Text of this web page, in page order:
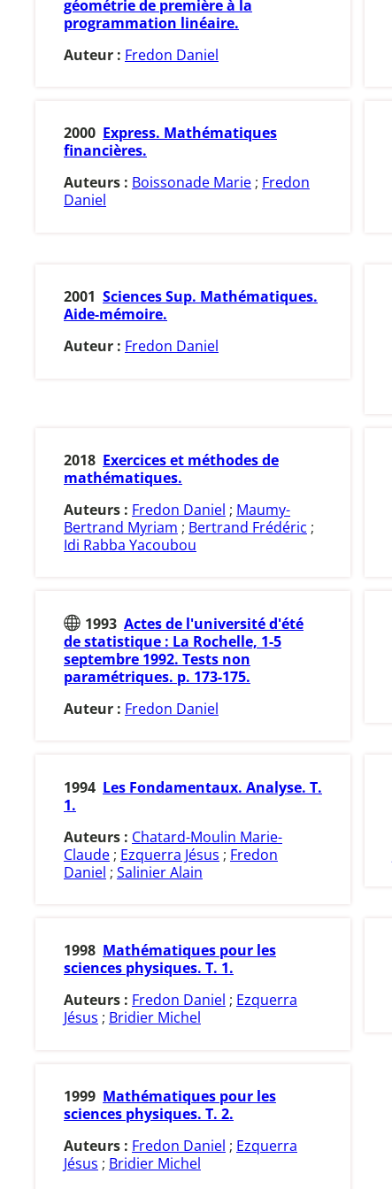
géométrie de première à la
programmation linéaire.
Auteur : Fredon Daniel
2000 Express. Mathématiques
financières.
Auteurs : Boissonade Marie; Fredon
Daniel
2001 Sciences Sup. Mathématiques.
Aide-mémoire.
Auteur : Fredon Daniel
2018 Exercices et méthodes de
mathématiques.
Auteurs : Fredon Daniel ; Maumy-
Bertrand Myriam ; Bertrand Frédéric ;
Idi Rabba Yacoubou
1993 Actes de l'université d'été
de statistique : La Rochelle, 1-5
septembre 1992. Tests non
paramétriques. p. 173-175.
Auteur : Fredon Daniel
1994 Les Fondamentaux. Analyse. T.
1.
Auteurs : Chatard-Moulin Marie-
Claude ; Ezquerra Jésus ; Fredon
Daniel ; Salinier Alain
1998 Mathématiques pour les
sciences physiques. T. 1.
Auteurs : Fredon Daniel ; Ezquerra
Jésus ; Bridier Michel
1999 Mathématiques pour les
sciences physiques. T. 2.
Auteurs : Fredon Daniel ; Ezquerra
Jésus ; Bridier Michel